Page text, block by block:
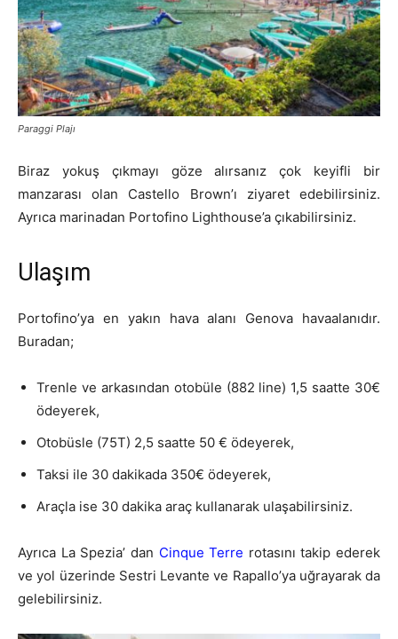
Paraggi Plajı
Biraz yokuş çıkmayı göze alırsanız çok keyifli bir
manzarası olan Castello Brown’ı ziyaret edebilirsiniz.
Ayrıca marinadan Portofino Lighthouse’a çıkabilirsiniz.
Ulaşım
Portofino’ya en yakın hava alanı Genova havaalanıdır.
Buradan;
Trenle ve arkasından otobüle (882 line) 1,5 saatte 30€
ödeyerek,
Otobüsle (75T) 2,5 saatte 50 € ödeyerek,
Taksi ile 30 dakikada 350€ ödeyerek,
Araçla ise 30 dakika araç kullanarak ulaşabilirsiniz.
Ayrıca La Spezia’ dan Cinque Terre rotasını takip ederek
ve yol üzerinde Sestri Levante ve Rapallo’ya uğrayarak da
gelebilirsiniz.